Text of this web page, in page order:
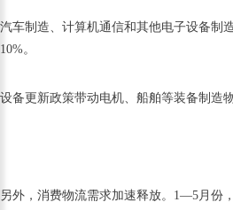
汽车制造、计算机通信和其他电子设备制
10%。
设备更新政策带动电机、船舶等装备制造
另外，消费物流需求加速释放。1—5月份